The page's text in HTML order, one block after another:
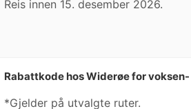
Reis innen 15. desember 2026.
Rabattkode hos Widerøe for
*Gjelder på utvalgte ruter.